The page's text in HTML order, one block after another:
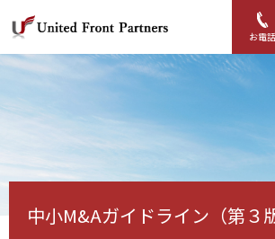
お電話
中小M&Aガイドライン（第３